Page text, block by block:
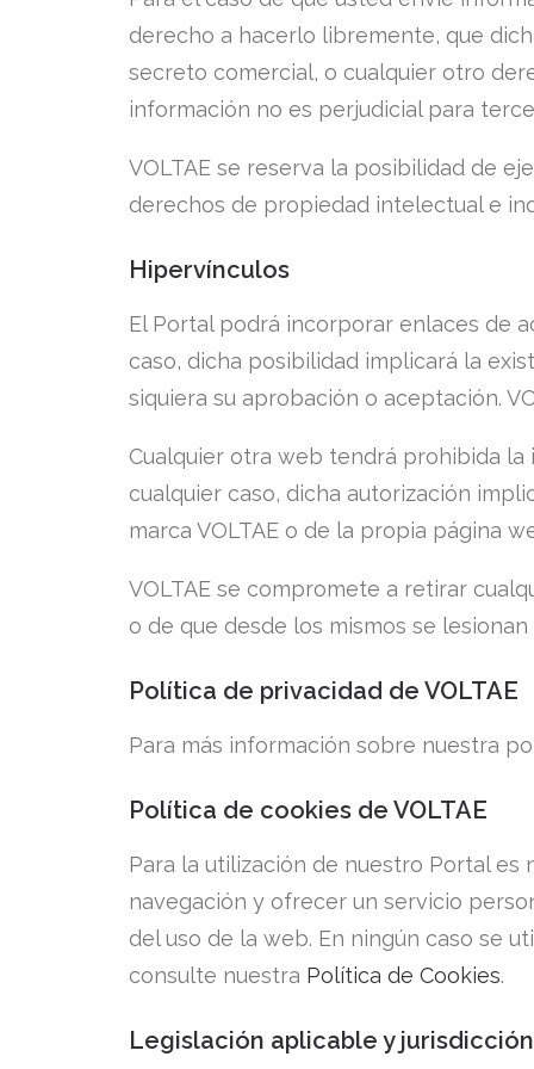
derecho a hacerlo libremente, que
secreto comercial, o cualquier otro
información no es perjudicial para
VOLTAE se reserva la posibilidad de
derechos de propiedad intelectual e
Hipervínculos
El Portal podrá incorporar enlaces de
caso, dicha posibilidad implicará la
siquiera su aprobación o aceptación.
Cualquier otra web tendrá prohibida la
cualquier caso, dicha autorización
marca VOLTAE o de la propia página
VOLTAE se compromete a retirar
o de que desde los mismos se
Política de privacidad de VOLTAE
Para más información sobre nuestra
Política de cookies de VOLTAE
Para la utilización de nuestro Portal es
navegación y ofrecer un servicio
del uso de la web. En ningún caso se
consulte nuestra Política de Cookies.
Legislación aplicable y